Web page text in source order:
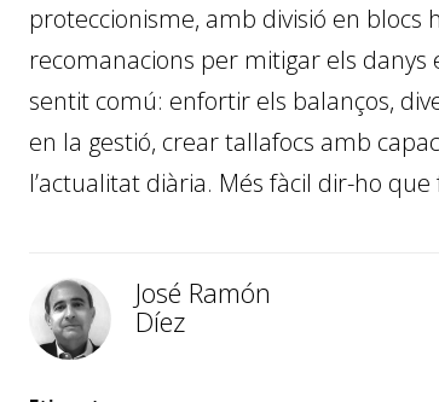
proteccionisme, amb divisió en blocs
recomanacions per mitigar els
sentit comú: enfortir els balanços,
en la gestió, crear tallafocs amb
l’actualitat diària. Més fàcil dir-ho que
José Ramón
Díez